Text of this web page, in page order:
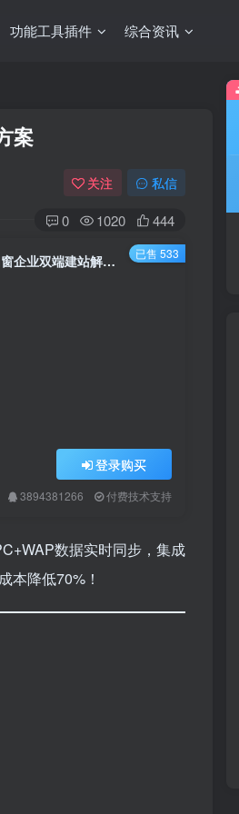
功能工具插件 综合资讯
案
关注 私信
0 1020 444
「门窗定制网站源码下载」- 卓创源码网提供铝合金门窗企业双端建站解决方案
登录购买
3894381266 付费技术支持
已售 533
数据实时同步，集成
本降低70%！